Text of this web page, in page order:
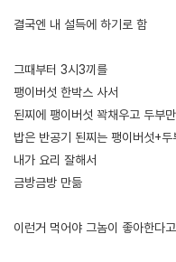
결국엔 내 설득에 하기로 함
그때부터 3시3끼를
팽이버섯 한박스 사서
된찌에 팽이버섯 꽉채우고 두부
밥은 반공기 된찌는 팽이버섯+
내가 요리 잘해서
금방금방 만듦
이런거 먹어야 그놈이 좋아한다